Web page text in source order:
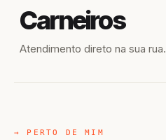
Carneiros
Atendimento direto na sua rua.
→ PERTO DE MIM